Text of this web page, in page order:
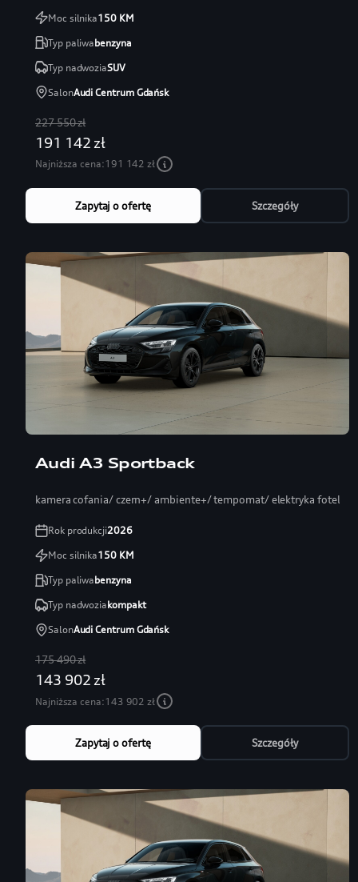
Moc silnika150KM
Typ paliwabenzyna
Typ nadwoziaSUV
SalonAudi Centrum Gdańsk
227 550 zł
191 142 zł
Najniższa cena:191 142 zł
Zapytaj o ofertę Szczegóły
Audi A3 Sportback
kamera cofania/ czern+/ ambiente+/ tempomat/ elektryka fotel
Rok produkcji2026
Moc silnika150KM
Typ paliwabenzyna
Typ nadwoziakompakt
SalonAudi Centrum Gdańsk
175 490 zł
143 902 zł
Najniższa cena:143 902 zł
Zapytaj o ofertę Szczegóły